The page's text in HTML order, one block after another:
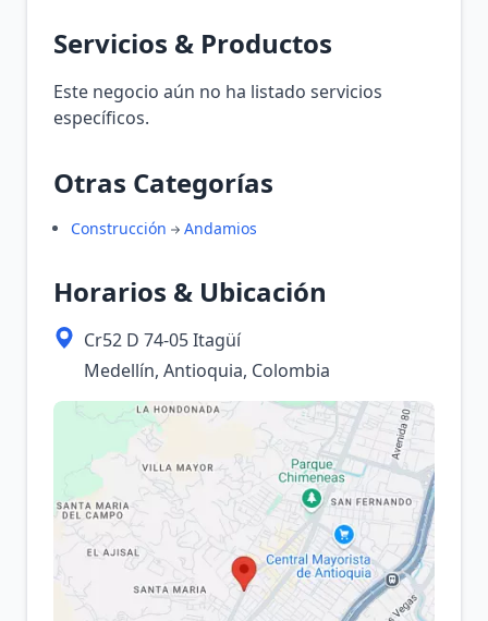
Servicios & Productos
Este negocio aún no ha listado servicios
específicos.
Otras Categorías
Construcción Andamios
Horarios & Ubicación
Cr52 D 74-05 Itagüí
Medellín, Antioquia, Colombia